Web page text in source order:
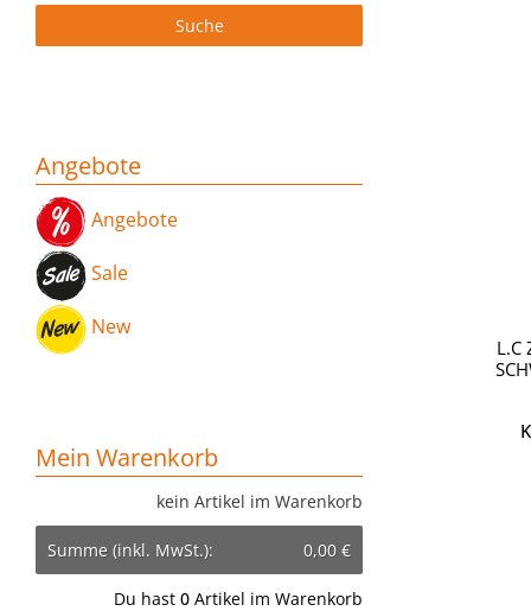
Angebote
Angebote
Sale
New
Mein Warenkorb
kein Artikel im Warenkorb
Du hast 0 Artikel im Warenkorb
Summe (inkl. MwSt.): 0,00 €
L.C